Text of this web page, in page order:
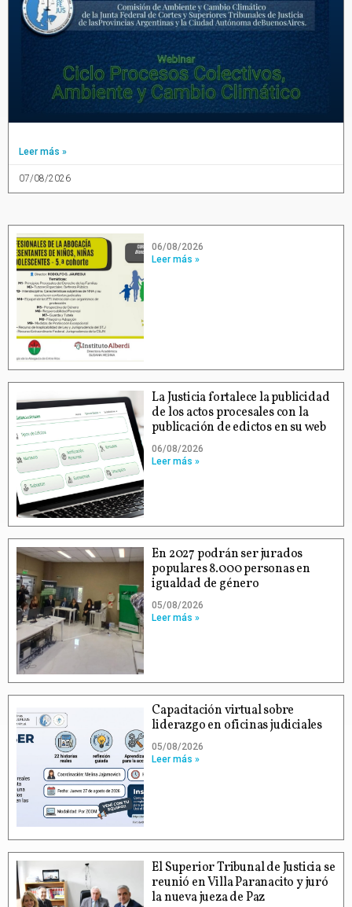
Leer más »
07/08/2026
06/08/2026
Leer más »
La Justicia fortalece la publicidad
de los actos procesales con la
publicación de edictos en su web
06/08/2026
Leer más »
En 2027 podrán ser jurados
populares 8.000 personas en
igualdad de género
05/08/2026
Leer más »
Capacitación virtual sobre
liderazgo en oficinas judiciales
05/08/2026
Leer más »
El Superior Tribunal de Justicia se
reunió en Villa Paranacito y juró
la nueva jueza de Paz